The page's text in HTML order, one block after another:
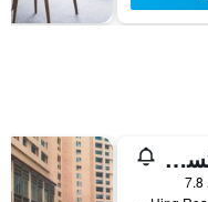
هوتل إيز أكسيس تسين وان